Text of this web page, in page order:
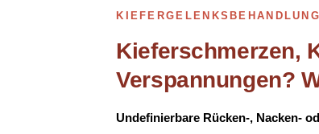
Kieferschmerzen,
Verspannungen?
Undefinierbare Rücken-, Nacken-